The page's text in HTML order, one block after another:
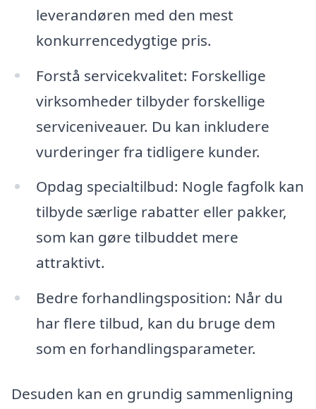
leverandøren med den mest
konkurrencedygtige pris.
Forstå servicekvalitet: Forskellige
virksomheder tilbyder forskellige
serviceniveauer. Du kan inkludere
vurderinger fra tidligere kunder.
Opdag specialtilbud: Nogle fagfolk kan
tilbyde særlige rabatter eller pakker,
som kan gøre tilbuddet mere
attraktivt.
Bedre forhandlingsposition: Når du
har flere tilbud, kan du bruge dem
som en forhandlingsparameter.
Desuden kan en grundig sammenligning